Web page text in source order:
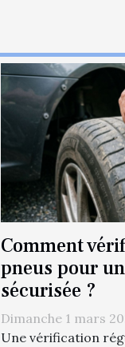
Comment
pneus pour
sécurisée ?
Dimanche 1 mars
Une vérification